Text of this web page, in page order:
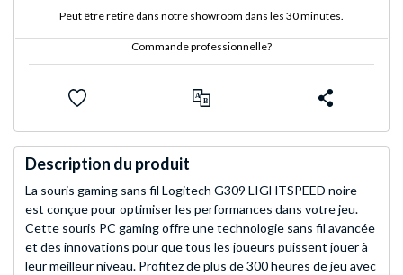
Peut être retiré dans notre showroom dans les 30 minutes.
Commande professionnelle?
Description du produit
La souris gaming sans fil Logitech G309 LIGHTSPEED noire
est conçue pour optimiser les performances dans votre jeu.
Cette souris PC gaming offre une technologie sans fil avancée
et des innovations pour que tous les joueurs puissent jouer à
leur meilleur niveau. Profitez de plus de 300 heures de jeu avec